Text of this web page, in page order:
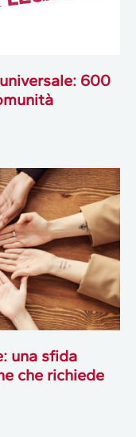
600
una sfida
che richiede